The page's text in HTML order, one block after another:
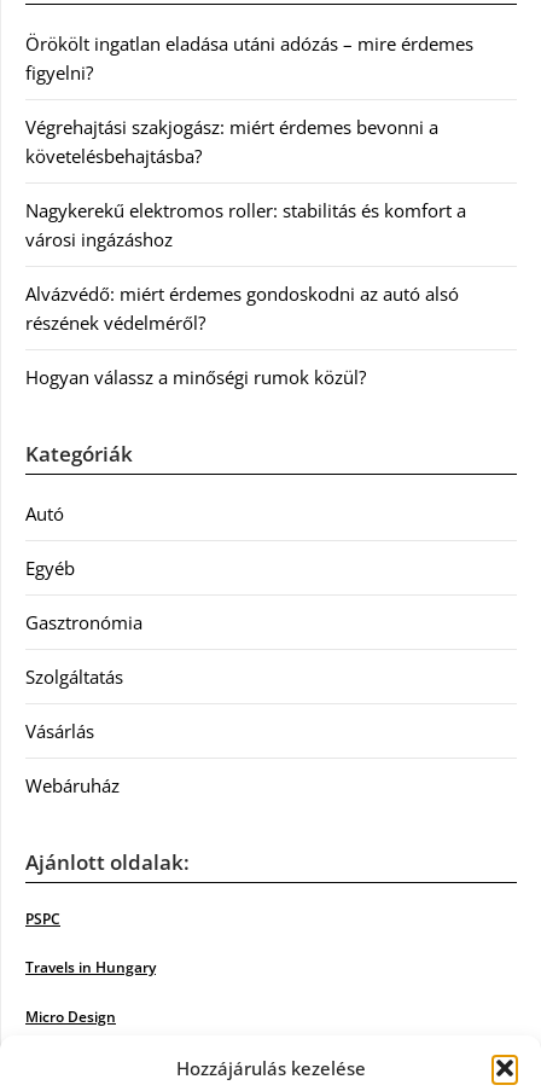
Hozzájárulás kezelése
Örökölt ingatlan eladása utáni adózás – mire érdemes
figyelni?
Végrehajtási szakjogász: miért érdemes bevonni a
követelésbehajtásba?
Nagykerekű elektromos roller: stabilitás és komfort a
városi ingázáshoz
Alvázvédő: miért érdemes gondoskodni az autó alsó
részének védelméről?
Hogyan válassz a minőségi rumok közül?
Kategóriák
Autó
Egyéb
Gasztronómia
Szolgáltatás
Vásárlás
Webáruház
Ajánlott oldalak:
PSPC
Travels in Hungary
Micro Design